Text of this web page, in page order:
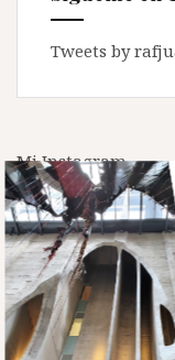
Tweets by
Mi Instagram
Follow
There is no media
Comentarios